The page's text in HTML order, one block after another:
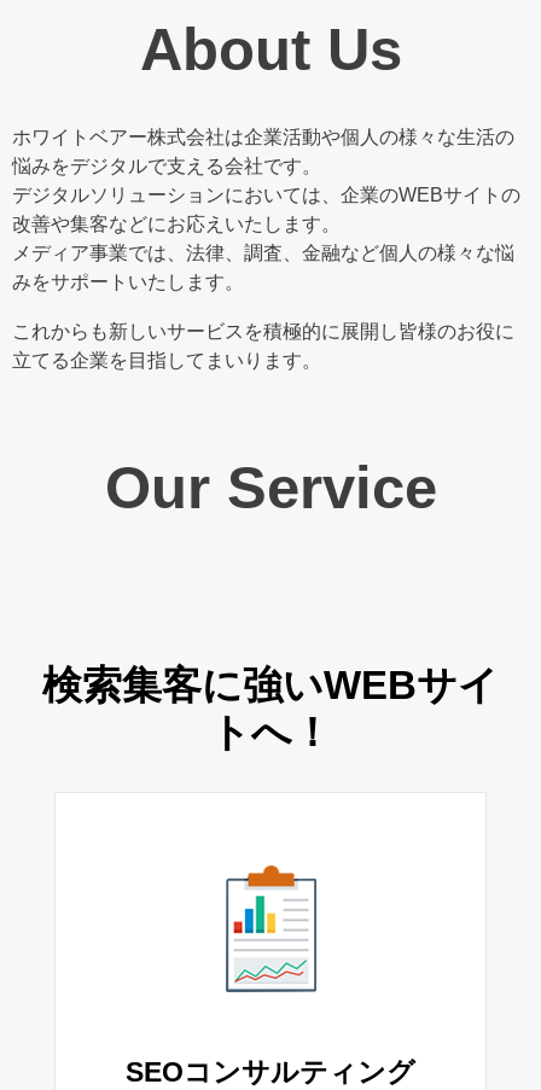
About Us
ホワイトベアー株式会社は企業活動や個人の様々な生活の
悩みをデジタルで支える会社です。
デジタルソリューションにおいては、企業のWEBサイトの
改善や集客などにお応えいたします。
メディア事業では、法律、調査、金融など個人の様々な悩
みをサポートいたします。
これからも新しいサービスを積極的に展開し皆様のお役に
立てる企業を目指してまいります。
Our Service
検索集客に強いWEBサイ
トへ！
SEOコンサルティング